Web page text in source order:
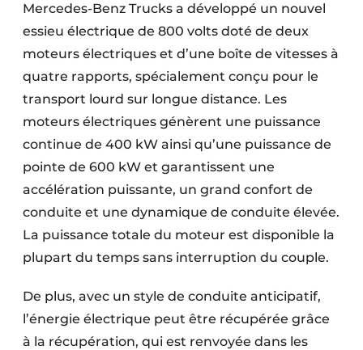
Mercedes-Benz Trucks a développé un nouvel
essieu électrique de 800 volts doté de deux
moteurs électriques et d’une boîte de vitesses à
quatre rapports, spécialement conçu pour le
transport lourd sur longue distance. Les
moteurs électriques génèrent une puissance
continue de 400 kW ainsi qu’une puissance de
pointe de 600 kW et garantissent une
accélération puissante, un grand confort de
conduite et une dynamique de conduite élevée.
La puissance totale du moteur est disponible la
plupart du temps sans interruption du couple.
De plus, avec un style de conduite anticipatif,
l’énergie électrique peut être récupérée grâce
à la récupération, qui est renvoyée dans les